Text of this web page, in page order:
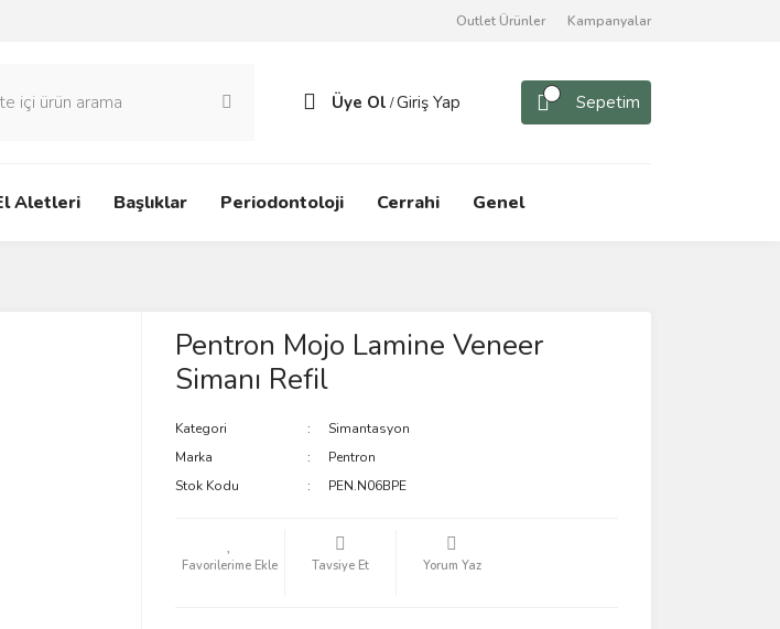
Outlet Ürünler Kampanyalar
Üye Ol /Giriş Yap Sepetim
Aletleri Başlıklar Periodontoloji Cerrahi Genel
Pentron Mojo Lamine Veneer
Simanı Refil
Kategori
Simantasyon
Marka
Pentron
Stok Kodu
PEN.N06BPE
Tavsiye Et Yorum Yaz